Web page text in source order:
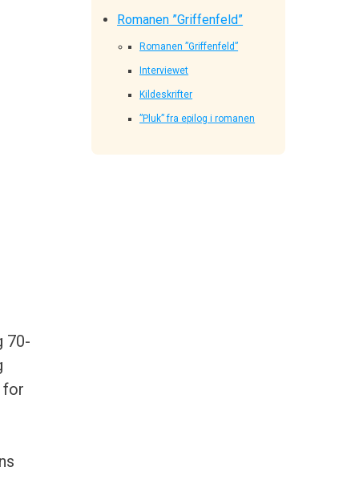
Romanen ”Griffenfeld”
Romanen ”Griffenfeld”
Interviewet
Kildeskrifter
”Pluk” fra epilog i romanen
70-
for